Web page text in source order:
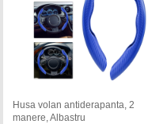
Husa volan antiderapanta, 2
manere, Albastru